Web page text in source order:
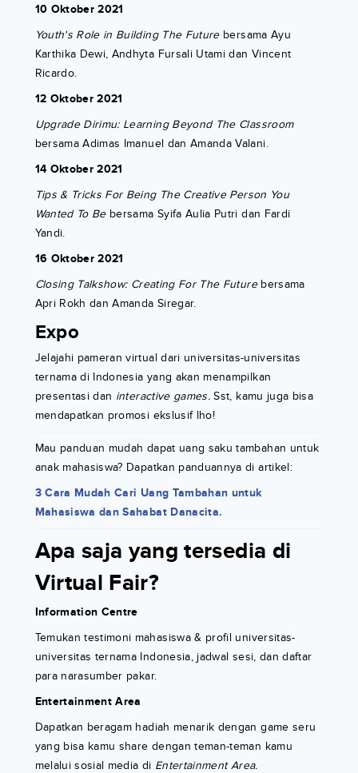
10 Oktober 2021
Youth's Role in Building The Futurebersama Ayu
Karthika Dewi, Andhyta Fursali Utami dan Vincent
Ricardo.
12 Oktober 2021
Upgrade Dirimu: Learning Beyond The Classroom
bersama Adimas Imanuel dan Amanda Valani.
14 Oktober 2021
Tips & Tricks For Being The Creative Person You
Wanted To Bebersama Syifa Aulia Putri dan Fardi
Yandi.
16 Oktober 2021
Closing Talkshow: Creating For The Futurebersama
Apri Rokh dan Amanda Siregar.
Expo
Jelajahi pameran virtual dari universitas-universitas
ternama di Indonesia yang akan menampilkan
presentasi dan interactive games. Sst, kamu juga bisa
mendapatkan promosi ekslusif lho!
Mau panduan mudah dapat uang saku tambahan untuk
anak mahasiswa? Dapatkan panduannya di artikel:
3 Cara Mudah Cari Uang Tambahan untuk
Mahasiswa dan Sahabat Danacita.
Apa saja yang tersedia di
Virtual Fair?
Information Centre
Temukan testimoni mahasiswa & profil universitas-
universitas ternama Indonesia, jadwal sesi, dan daftar
para narasumber pakar.
Entertainment Area
Dapatkan beragam hadiah menarik dengan game seru
yang bisa kamu share dengan teman-teman kamu
melalui sosial media di Entertainment Area.